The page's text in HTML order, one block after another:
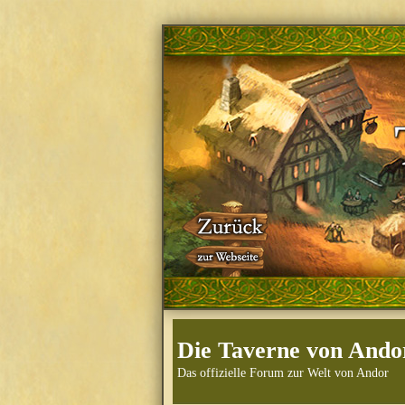
Die Taverne von
Das offizielle Forum zur Welt von Andor